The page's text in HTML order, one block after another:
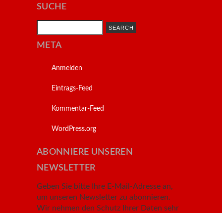
SUCHE
META
Anmelden
Eintrags-Feed
Kommentar-Feed
WordPress.org
ABONNIERE UNSEREN
NEWSLETTER
Geben Sie bitte Ihre E-Mail-Adresse an,
um unseren Newsletter zu abonnieren.
Wir nehmen den Schutz Ihrer Daten sehr